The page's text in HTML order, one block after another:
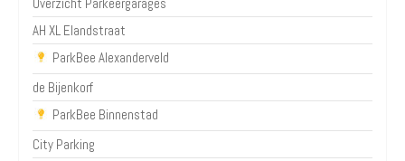
AH XL Elandstraat
ParkBee Alexanderveld
de Bijenkorf
ParkBee Binnenstad
City Parking